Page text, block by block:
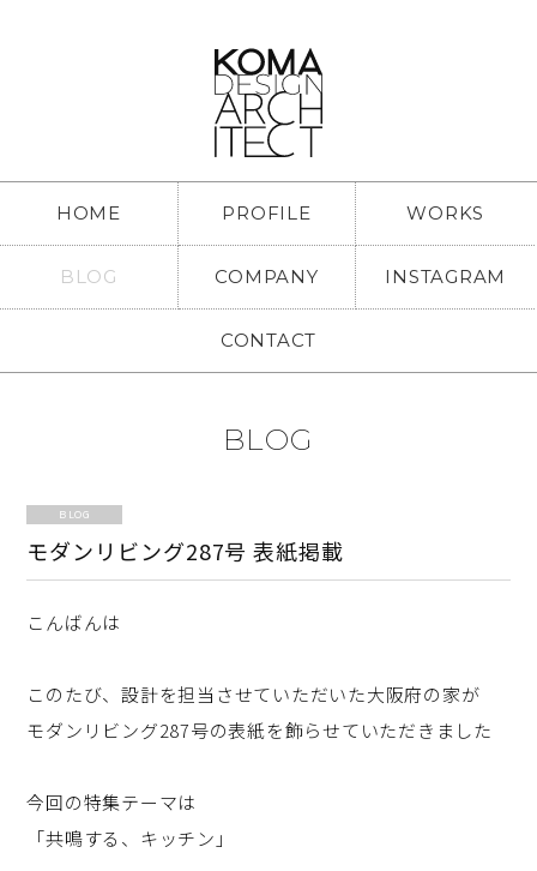
HOME PROFILE WORKS
BLOG COMPANY INSTAGRAM
CONTACT
BLOG
BLOG
モダンリビング287号 表紙掲載
こんばんは
このたび、設計を担当させていただいた大阪府の家が
モダンリビング287号の表紙を飾らせていただきました
今回の特集テーマは
「共鳴する、キッチン」